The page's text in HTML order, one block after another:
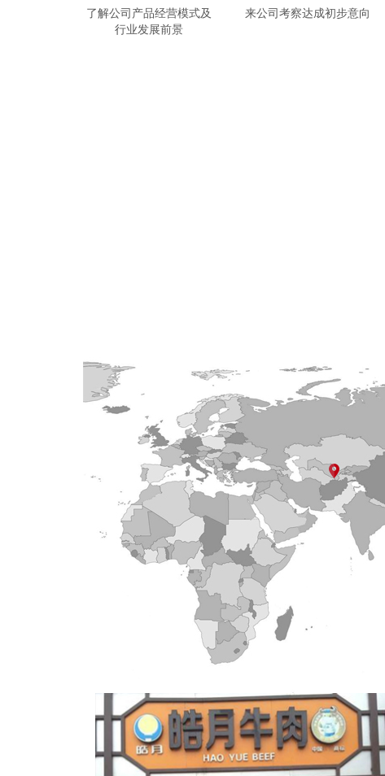
了解公司产品经营模式及
行业发展前景
来公司考察达成初步意向